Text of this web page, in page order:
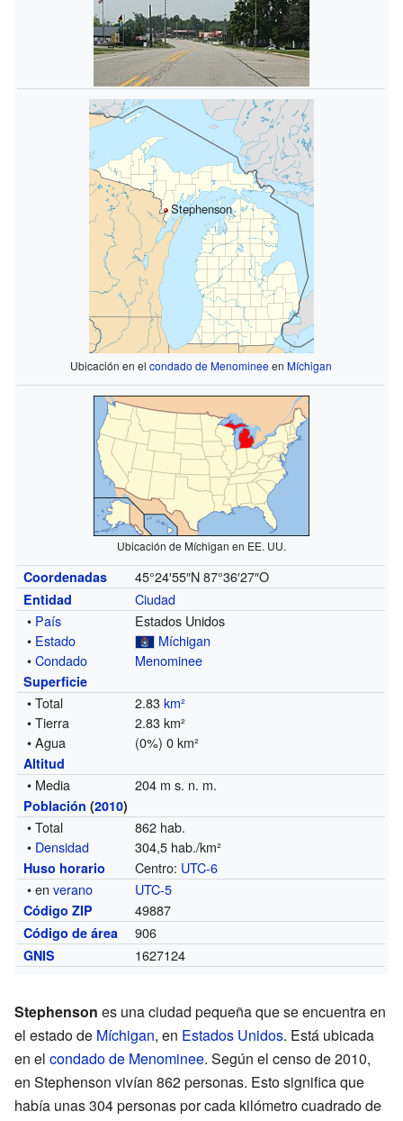
Stephenson
Ubicación en elcondado de MenomineeenMíchigan
Ubicación de Míchigan en EE. UU.
Coordenadas 45°24′55″N 87°36′27″O
Entidad
Ciudad
• País
Estados Unidos
• Estado
Míchigan
•Condado Menominee
Superficie
• Total 2.83km²
• Tierra
2.83 km²
• Agua
(0%) 0 km²
Altitud
• Media 204 m s. n. m.
Población (2010)
• Total
862 hab.
• Densidad 304,5 hab./km²
Huso horario Centro: UTC-6
• enverano UTC-5
Código ZIP 49887
Código de área 906
GNIS 1627124
Stephenson es una ciudad pequeña que se encuentra en
el estado de Míchigan, en Estados Unidos. Está ubicada
en el condado de Menominee. Según el censo de 2010,
en Stephenson vivían 862 personas. Esto significa que
había unas 304 personas por cada kilómetro cuadrado de